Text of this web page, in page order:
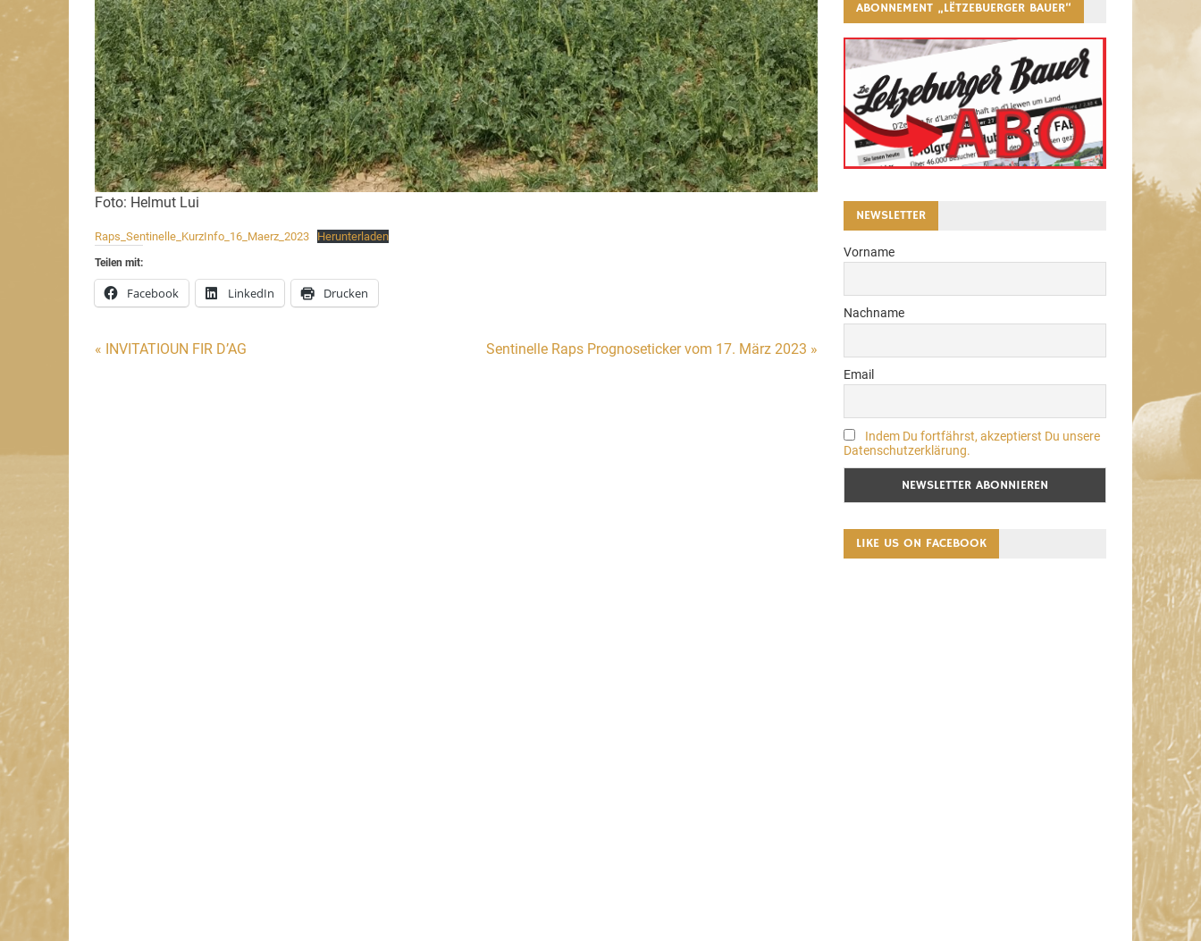
Foto: Helmut Lui
Raps_Sentinelle_KurzInfo_16_Maerz_2023 Herunterladen
Teilen mit:
Facebook LinkedIn Drucken
Beitragsnavigation
« INVITATIOUN FIR D’AG Sentinelle Raps Prognoseticker vom 17. März 2023 »
ABONNEMENT „LËTZEBUERGER BAUER“
NEWSLETTER
Vorname
Nachname
Email
Indem Du fortfährst, akzeptierst Du unsere
Datenschutzerklärung.
LIKE US ON FACEBOOK